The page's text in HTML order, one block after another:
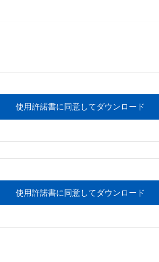
使用許諾書に同意してダウンロード
使用許諾書に同意してダウンロード